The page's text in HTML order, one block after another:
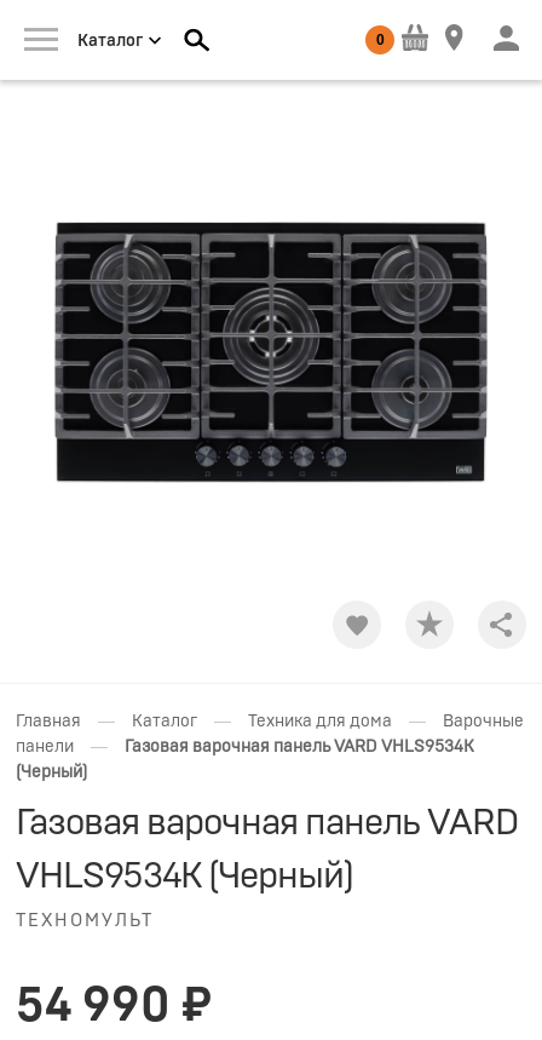
Каталог 0
Главная — Каталог — Техника для дома —
Варочные
панели
—
Газовая варочная панель VARD VHLS9534K
(Черный)
Газовая варочная панель VARD
VHLS9534K (Черный)
ТЕХНОМУЛЬТ
54 990 ₽